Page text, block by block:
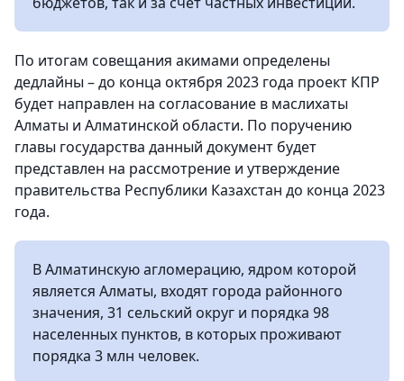
По итогам совещания акимами определены
дедлайны – до конца октября 2023 года проект КПР
будет направлен на согласование в маслихаты
Алматы и Алматинской области. По поручению
главы государства данный документ будет
представлен на рассмотрение и утверждение
правительства Республики Казахстан до конца 2023
года.
В Алматинскую агломерацию, ядром которой
является Алматы, входят города районного
значения, 31 сельский округ и порядка 98
населенных пунктов, в которых проживают
порядка 3 млн человек.